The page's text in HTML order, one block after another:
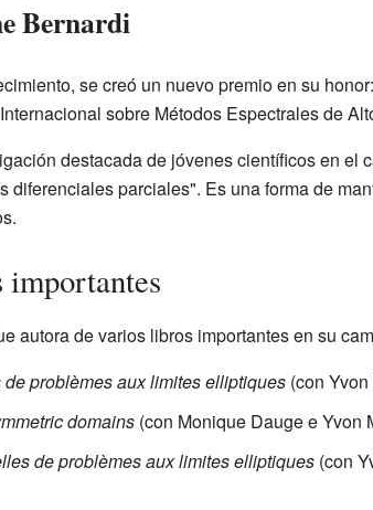
Bernardi
se creó un nuevo premio en su
sobre Métodos Espectrales de
destacada de jóvenes científicos en el
diferenciales parciales". Es una forma de
importantes
autora de varios libros importantes en su
problèmes aux limites elliptiques(con Yvon
domains(con Monique Dauge e Yvon
de problèmes aux limites elliptiques(con